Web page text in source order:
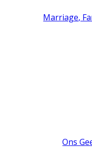
Marriage,
Ons